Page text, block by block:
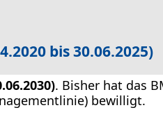
bis 30.06.2025)
. Bisher hat das
bewilligt.